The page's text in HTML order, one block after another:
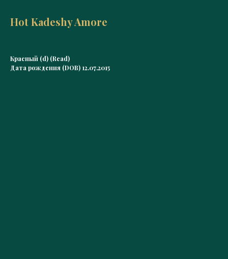
Hot Kadeshy Amore
Красный (d) (Read)
Дата рождения (DOB) 12.07.2015